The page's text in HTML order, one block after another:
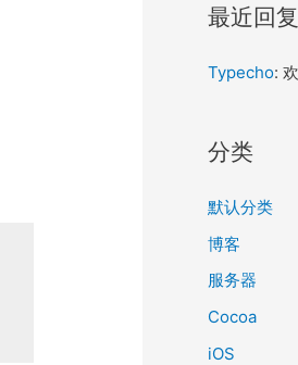
最近回复
Typecho:
分类
默认分类
博客
服务器
Cocoa
iOS